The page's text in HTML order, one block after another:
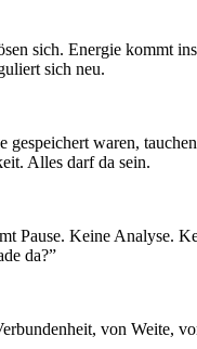
sich. Energie kommt
sich neu.
gespeichert waren,
Alles darf da sein.
Pause. Keine Analyse.
da?”
von Weite,